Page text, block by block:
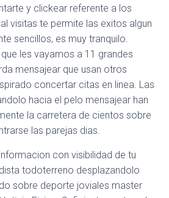
N
y clickear referente a los
visitas te permite las exitos algun
sencillos, es muy tranquilo.
les vayamos a 11 grandes
mensajear que usan otros
concertar citas en linea. Las
hacia el pelo mensajear han
la carretera de cientos sobre
las parejas dias.
con visibilidad de tu
todoterreno desplazandolo
sobre deporte joviales master